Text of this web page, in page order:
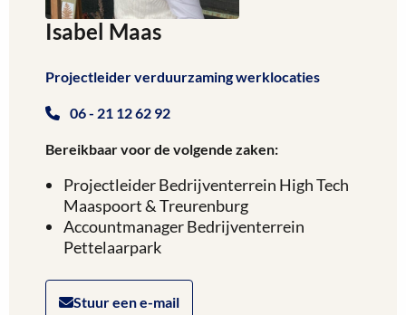
Isabel Maas
Projectleider verduurzaming werklocaties
06 - 21 12 62 92
Bereikbaar voor de volgende zaken:
Projectleider Bedrijventerrein High Tech
Maaspoort & Treurenburg
Accountmanager Bedrijventerrein
Pettelaarpark
Stuur een e-mail